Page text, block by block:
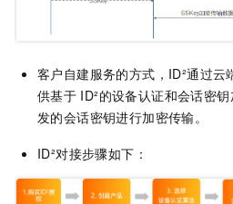
客户自建服务的方式，ID²通过
供基于 ID²的设备认证和会话密
发的会话密钥进行加密传输。
ID²对接步骤如下：